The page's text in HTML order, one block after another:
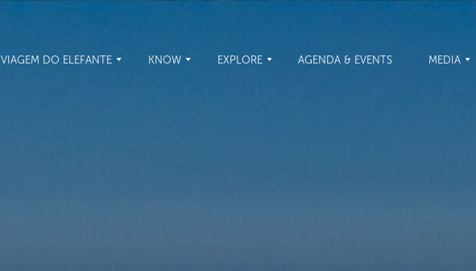
VIAGEM DO ELEFANTE KNOW EXPLORE AGENDA & EVENTS MEDIA